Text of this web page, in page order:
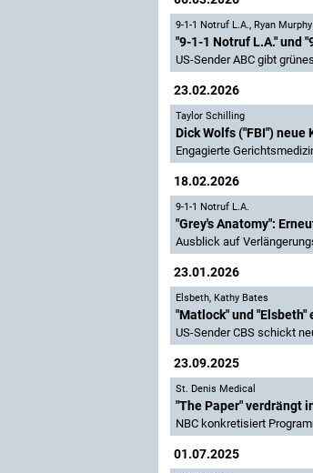
9-1-1 Notruf L.A., Ryan Murphy
"9-1-1 Notruf L.A." und
US-Sender ABC gibt
23.02.2026
Taylor Schilling
Dick Wolfs ("FBI")
Engagierte
18.02.2026
9-1-1 Notruf L.A.
"Grey's Anatomy":
Ausblick auf
23.01.2026
Elsbeth, Kathy Bates
"Matlock" und
US-Sender CBS schickt
23.09.2025
St. Denis Medical
"The Paper" verdrängt
NBC konkretisiert
01.07.2025